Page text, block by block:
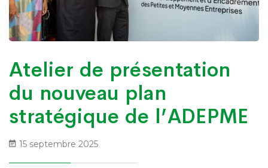
Atelier de présentation
du nouveau plan
stratégique de l’ADEPME
15 septembre 2025